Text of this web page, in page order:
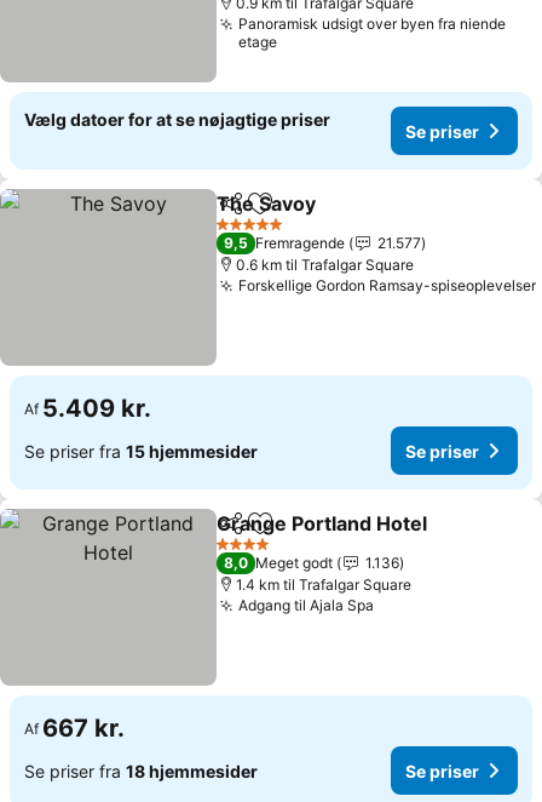
Panoramisk udsigt over byen fra niende
etage
Vælg datoer for at se nøjagtige priser
Se priser
Del Føj til favoritter
The Savoy
5 Stjerner
9,5 Fremragende
21.577
0.6 km til Trafalgar Square
Forskellige Gordon Ramsay-spiseoplevelser
Af 5.409 kr.
Se priser fra 15 hjemmesider Se priser
Del Føj til favoritter
Grange Portland Hotel
4 Stjerner
8,0 Meget godt
1.136
1.4 km til Trafalgar Square
Adgang til Ajala Spa
Af 667 kr.
Se priser fra 18 hjemmesider Se priser